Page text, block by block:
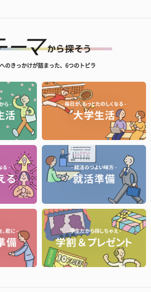
のきっかけが詰まった、6つのトビラ